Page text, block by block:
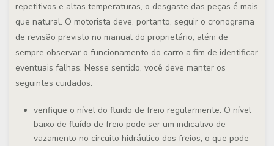
repetitivos e altas temperaturas, o desgaste das peças é mais
que natural. O motorista deve, portanto, seguir o cronograma
de revisão previsto no manual do proprietário, além de
sempre observar o funcionamento do carro a fim de identificar
eventuais falhas. Nesse sentido, você deve manter os
seguintes cuidados:
verifique o nível do fluido de freio regularmente. O nível
baixo de fluído de freio pode ser um indicativo de
vazamento no circuito hidráulico dos freios, o que pode